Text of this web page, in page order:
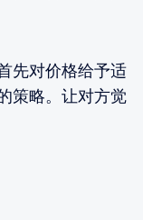
先对价格给予适
策略。让对方觉